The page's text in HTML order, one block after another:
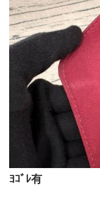
ﾖｺﾞﾚ有